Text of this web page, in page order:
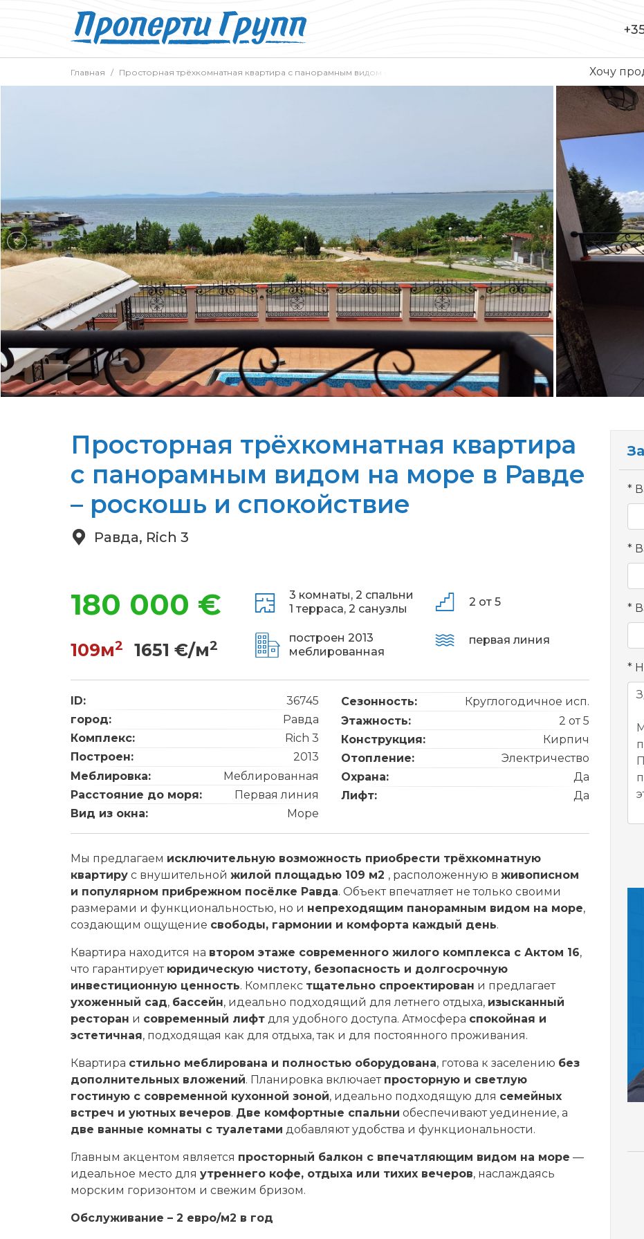
Главная Просторная трёхкомнатная квартира с панорамным видом на море в Равде – роскошь и спокойствие Хочу
Просторная трёхкомнатная квартира
с панорамным видом на море в Равде
– роскошь и спокойствие
Равда, Rich 3
180 000 €
109м2 1651 €/м2
3 комнаты, 2 спальни
1 терраса, 2 санузлы
построен 2013
меблированная
2 от 5
первая линия
ID:
36745
город:
Равда
Комплекс:
Rich 3
Построен:
2013
Меблировка:
Меблированная
Расстояние до моря:
Первая линия
Вид из окна:
Море
Сезонность:
Круглогодичное исп.
Этажность:
2 от 5
Конструкция:
Кирпич
Отопление:
Электричество
Охрана:
Да
Лифт:
Да
Мы предлагаем исключительную возможность приобрести трёхкомнатную
квартиру с внушительной жилой площадью 109 м2 , расположенную в живописном
и популярном прибрежном посёлке Равда. Объект впечатляет не только своими
размерами и функциональностью, но и непреходящим панорамным видом на море,
создающим ощущение свободы, гармонии и комфорта каждый день.
Квартира находится на втором этаже современного жилого комплекса с Актом 16,
что гарантирует юридическую чистоту, безопасность и долгосрочную
инвестиционную ценность. Комплекс тщательно спроектирован и предлагает
ухоженный сад, бассейн, идеально подходящий для летнего отдыха, изысканный
ресторан и современный лифт для удобного доступа. Атмосфера спокойная и
эстетичная, подходящая как для отдыха, так и для постоянного проживания.
Квартира стильно меблирована и полностью оборудована, готова к заселению без
дополнительных вложений. Планировка включает просторную и светлую
гостиную с современной кухонной зоной, идеально подходящую для семейных
встреч и уютных вечеров. Две комфортные спальни обеспечивают уединение, а
две ванные комнаты с туалетами добавляют удобства и функциональности.
Главным акцентом является просторный балкон с впечатляющим видом на море —
идеальное место для утреннего кофе, отдыха или тихих вечеров, наслаждаясь
морским горизонтом и свежим бризом.
Обслуживание – 2 евро/м2 в год